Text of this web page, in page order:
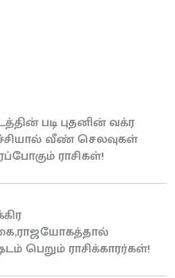
படி புதனின் வக்ர
வீண் செலவுகள்
ராசிகள்!
பெறும் ராசிக்காரர்கள்!